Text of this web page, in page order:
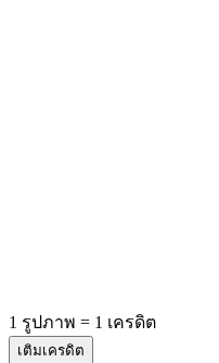
1 รูปภาพ = 1 เครดิต
เติมเครดิต